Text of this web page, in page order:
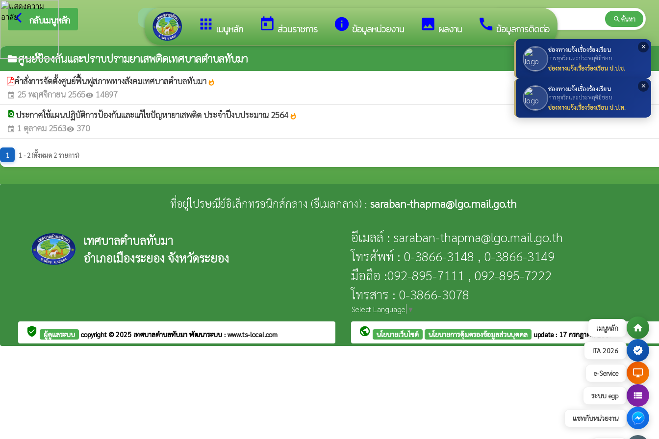
เมนูหลัก home
ITA 2026 verified
e-Service desktop_windows
ระบบ egp view_list
แชทกับหน่วยงาน
✕
ช่องทางแจ้งเรื่องร้องเรียน
การทุจริตและประพฤติมิชอบ
ช่องทางแจ้งเรื่องร้องเรียน ป.ป.ช.
✕
ช่องทางแจ้งเรื่องร้องเรียน
การทุจริตและประพฤติมิชอบ
ช่องทางแจ้งเรื่องร้องเรียน ป.ป.ท.
apps เมนูหลัก today ส่วนราชการ info ข้อมูลหน่วยงาน image ผลงาน call ข้อมูลการติดต่อ
arrow_back_ios กลับเมนูหลัก ยินดีต้อนรับสู่เว็บไซต์ของ เทศบาลตำบลทับมา search ค้นหา
folderศูนย์ป้องกันและปราบปรามยาเสพติดเทศบาลตำบลทับมา
คำสั่งการจัดตั้งศูนย์ฟื้นฟูสภาพทางสังคมเทศบาลตำบลทับมา whatshot
event 25 พฤศจิกายน 2565visibility 14897
find_in_page ประกาศใช้แผนปฏิบัติการป้องกันและแก้ไขปัญหายาเสพติด ประจำปีงบประมาณ 2564 whatshot
event 1 ตุลาคม 2563visibility 370
1 1 - 2 (ทั้งหมด 2 รายการ)
ที่อยู่ไปรษณีย์อิเล็กทรอนิกส์กลาง (อีเมลกลาง) : saraban-thapma@lgo.mail.go.th
เทศบาลตำบลทับมา
อำเภอเมืองระยอง จังหวัดระยอง
อีเมลล์ : saraban-thapma@lgo.mail.go.th
โทรศัพท์ : 0-3866-3148 , 0-3866-3149
มือถือ :092-895-7111 , 092-895-7222
โทรสาร : 0-3866-3078
Select Language ▼
verified_user ผู้ดูแลระบบ copyright © 2025 เทศบาลตำบลทับมา พัฒนาระบบ : www.ts-local.com public นโยบายเว็บไซต์ นโยบายการคุ้มครองข้อมูลส่วนบุคคล update : 17 กรกฎาคม 2569